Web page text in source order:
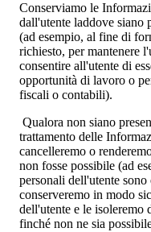
Conserviamo le
dall'utente laddove siano
(ad esempio, al fine di
richiesto, per mantenere
consentire all'utente di
opportunità di lavoro o
fiscali o contabili).
Qualora non siano
trattamento delle
cancelleremo o
non fosse possibile (ad
personali dell'utente
conserveremo in modo
dell'utente e le isoleremo
finché non ne sia